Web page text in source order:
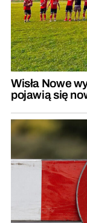
Wisła Nowe
pojawią się